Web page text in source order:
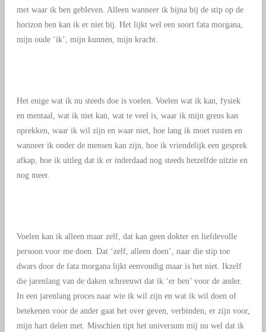
met waar ik ben gebleven. Alleen wanneer ik bijna bij de stip op de
horizon ben kan ik er niet bij. Het lijkt wel een soort fata morgana,
mijn oude ‘ik’, mijn kunnen, mijn kracht.
Het enige wat ik nu steeds doe is voelen. Voelen wat ik kan, fysiek
en mentaal, wat ik niet kan, wat te veel is, waar ik mijn grens kan
oprekken, waar ik wil zijn en waar niet, hoe lang ik moet rusten en
wanneer ik onder de mensen kan zijn, hoe ik vriendelijk een gesprek
afkap, hoe ik uitleg dat ik er inderdaad nog steeds hetzelfde uitzie en
nog meer.
Voelen kan ik alleen maar zelf, dat kan geen dokter en liefdevolle
persoon voor me doen. Dat ‘zelf, alleen doen’, naar die stip toe
dwars door de fata morgana lijkt eenvoudig maar is het niet. Ikzelf
die jarenlang van de daken schreeuwt dat ik ‘er ben’ voor de ander.
In een jarenlang proces naar wie ik wil zijn en wat ik wil doen of
betekenen voor de ander gaat het over geven, verbinden, er zijn voor,
mijn hart delen met. Misschien tipt het universum mij nu wel dat ik